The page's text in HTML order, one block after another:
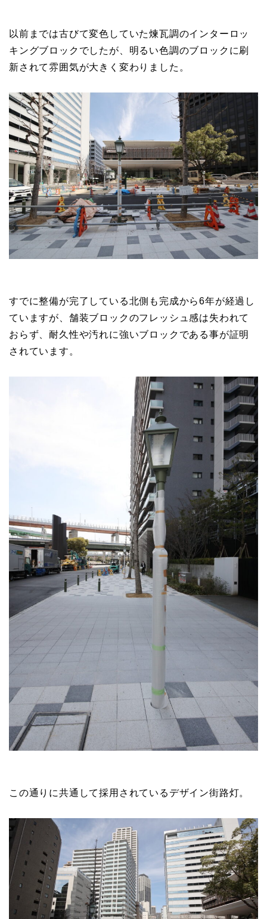
以前までは古びて変色していた煉瓦調のインターロッ
キングブロックでしたが、明るい色調のブロックに刷
新されて雰囲気が大きく変わりました。
すでに整備が完了している北側も完成から6年が経過し
ていますが、舗装ブロックのフレッシュ感は失われて
おらず、耐久性や汚れに強いブロックである事が証明
されています。
この通りに共通して採用されているデザイン街路灯。